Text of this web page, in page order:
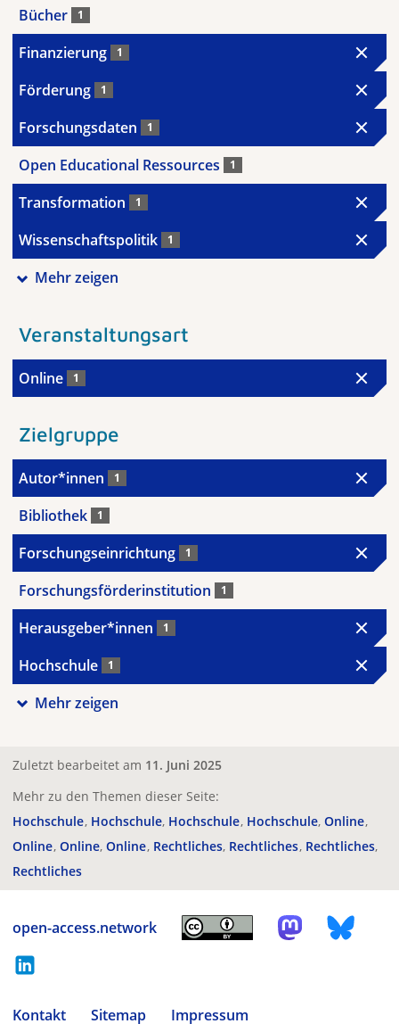
Bücher 1
Finanzierung 1
Förderung 1
Forschungsdaten 1
Open Educational Ressources 1
Transformation 1
Wissenschaftspolitik 1
Mehr zeigen
Veranstaltungsart
Online 1
Zielgruppe
Autor*innen 1
Bibliothek 1
Forschungseinrichtung 1
Forschungsförderinstitution 1
Herausgeber*innen 1
Hochschule 1
Mehr zeigen
Zuletzt bearbeitet am 11. Juni 2025
Mehr zu den Themen dieser Seite:
Hochschule Hochschule Hochschule Hochschule Online
Online Online Online Rechtliches Rechtliches Rechtliches
Rechtliches
open-access.network
Kontakt Sitemap
Impressum